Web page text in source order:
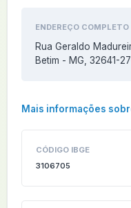
ENDEREÇO COMPLETO
Rua Geraldo
Betim - MG, 32641-
Mais informações
CÓDIGO IBGE
3106705